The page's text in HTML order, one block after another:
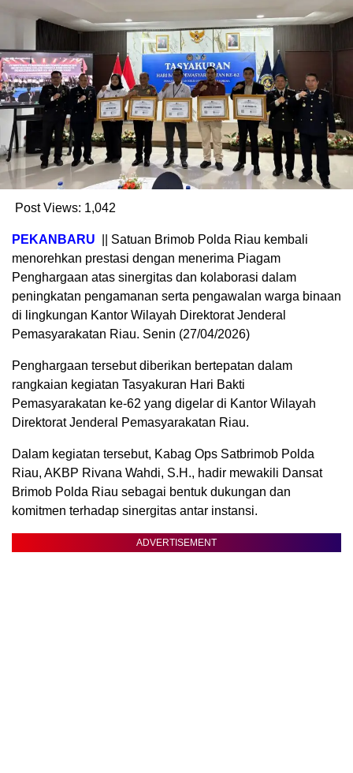
Post Views: 1,042
PEKANBARU || Satuan Brimob Polda Riau kembali
menorehkan prestasi dengan menerima Piagam
Penghargaan atas sinergitas dan kolaborasi dalam
peningkatan pengamanan serta pengawalan warga binaan
di lingkungan Kantor Wilayah Direktorat Jenderal
Pemasyarakatan Riau. Senin (27/04/2026)
Penghargaan tersebut diberikan bertepatan dalam
rangkaian kegiatan Tasyakuran Hari Bakti
Pemasyarakatan ke-62 yang digelar di Kantor Wilayah
Direktorat Jenderal Pemasyarakatan Riau.
Dalam kegiatan tersebut, Kabag Ops Satbrimob Polda
Riau, AKBP Rivana Wahdi, S.H., hadir mewakili Dansat
Brimob Polda Riau sebagai bentuk dukungan dan
komitmen terhadap sinergitas antar instansi.
ADVERTISEMENT